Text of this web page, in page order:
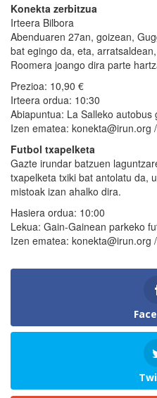
Konekta zerbitzua
Irteera Bilbora
Abenduaren 27an, goizean,
bat egingo da, eta,
Roomera joango dira parte
Prezioa: 10,90 €
Irteera ordua: 10:30
Abiapuntua: La Salleko autobus
Izen ematea:
Futbol txapelketa
Gazte irundar batzuen
txapelketa txiki bat antolatu da,
mistoak izan ahalko dira.
Hasiera ordua: 10:00
Lekua: Gain-Gainean parkeko
Izen ematea: